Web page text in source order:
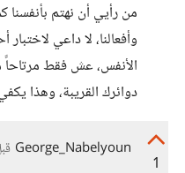
من رأيي أن نهتم بأنفسنا
وأفعالنا، لا داعي
الأنفس، عش فقط
دوائرك القريبة، وهذا
1
George_Nabelyoun